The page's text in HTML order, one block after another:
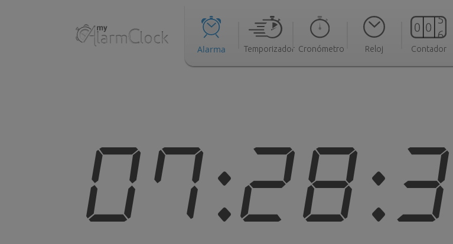
Alarma Temporizador Cronómetro Reloj Contador